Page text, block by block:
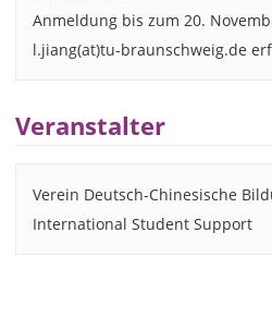
Anmeldung bis zum 20.
l.jiang(at)tu-braunschweig.de
Veranstalter
Verein Deutsch-Chinesische
International Student Support